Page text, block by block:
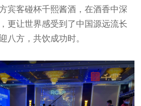
宾客碰杯千熙酱酒，在酒香中深
更让世界感受到了中国源远流长
方，共饮成功时。